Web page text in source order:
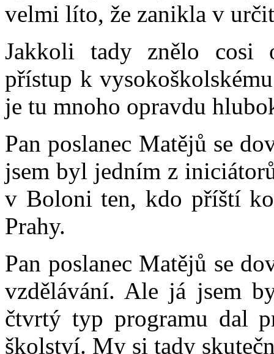
velmi líto, že zanikla v
Jakkoli tady znělo cosi
přístup k
je tu mnoho opravdu
Pan poslanec Matějů se
jsem byl jedním z
v Boloni ten, kdo příští
Prahy.
Pan poslanec Matějů se
vzdělávání. Ale já jsem
čtvrtý typ programu dal
školství. My si tady